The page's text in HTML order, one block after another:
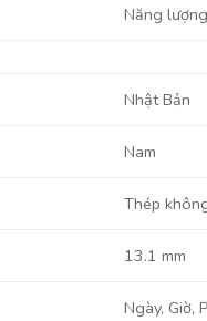
Năng
Nhật Bản
Nam
Thép
13.1 mm
Ngày, Giờ,